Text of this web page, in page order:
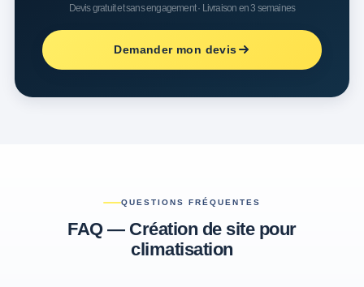
Devis gratuit et sans engagement · Livraison en 3 semaines
Demander mon devis
QUESTIONS FRÉQUENTES
FAQ — Création de site pour
climatisation